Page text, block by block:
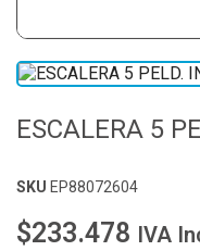
ESCALERA 5
SKU EP88072604
$233.478 IVA